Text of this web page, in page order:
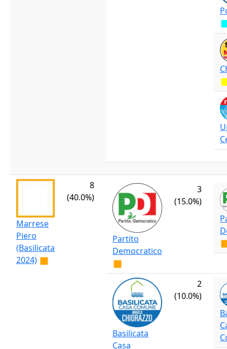
Marrese
Piero
(Basilicata
2024)
8
(40.0%)
Partito
Democratico
3
(15.0%)
Basilicata
Casa
2
(10.0%)